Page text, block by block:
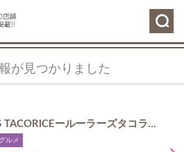
が見つかりました
RULER’S TACORICEールーラーズタコライスー
ルメ